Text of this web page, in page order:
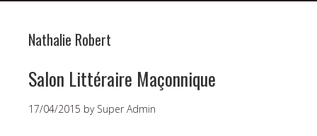
Nathalie Robert
Salon Littéraire Maçonnique
17/04/2015 by Super Admin